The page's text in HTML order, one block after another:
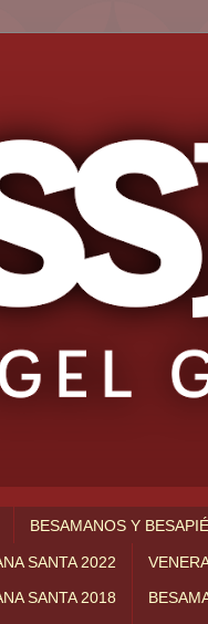
BESAMANOS Y
SANTA 2022
SANTA 2018